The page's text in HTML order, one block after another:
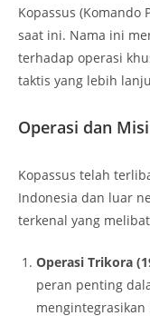
Kopassus (Komando
saat ini. Nama ini
terhadap operasi
taktis yang lebih
Operasi dan
Kopassus telah
Indonesia dan luar
terkenal yang
Operasi Trikora
peran penting
mengintegrasikan